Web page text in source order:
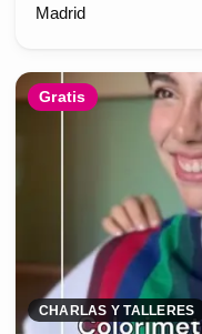
Madrid
Gratis
CHARLAS Y TALLERES